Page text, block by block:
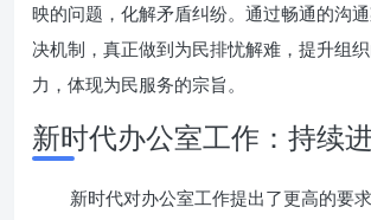
映的问题，化解矛盾纠纷。通过畅通的沟
决机制，真正做到为民排忧解难，提升组
力，体现为民服务的宗旨。
新时代办公室工作：持续
新时代对办公室工作提出了更高的要